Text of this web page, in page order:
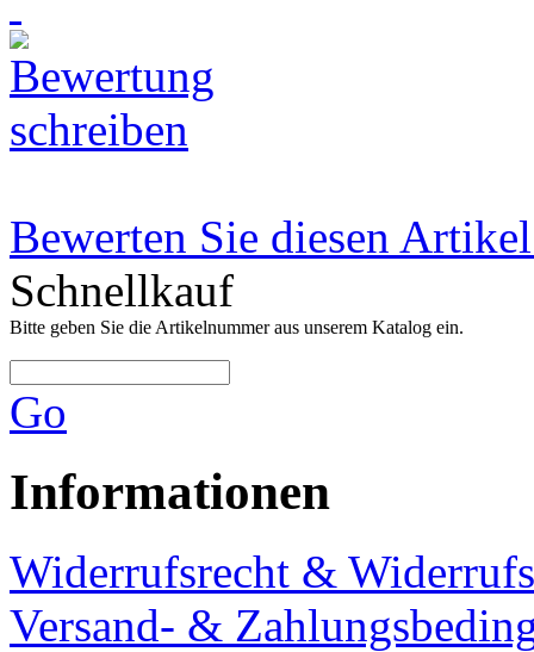
Bewerten Sie diesen
Schnellkauf
Bitte geben Sie die Artikelnummer aus unserem Katalog ein.
Go
Informationen
Widerrufsrecht &
Versand- &